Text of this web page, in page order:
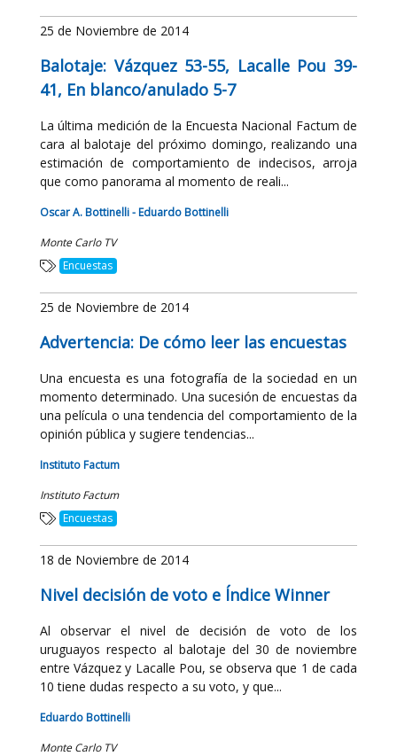
25 de Noviembre de 2014
Balotaje: Vázquez 53-55, Lacalle Pou 39-
41, En blanco/anulado 5-7
La última medición de la Encuesta Nacional Factum de
cara al balotaje del próximo domingo, realizando una
estimación de comportamiento de indecisos, arroja
que como panorama al momento de reali...
Oscar A. Bottinelli - Eduardo Bottinelli
Monte Carlo TV
Encuestas
25 de Noviembre de 2014
Advertencia: De cómo leer las encuestas
Una encuesta es una fotografía de la sociedad en un
momento determinado. Una sucesión de encuestas da
una película o una tendencia del comportamiento de la
opinión pública y sugiere tendencias...
Instituto Factum
Instituto Factum
Encuestas
18 de Noviembre de 2014
Nivel decisión de voto e Índice Winner
Al observar el nivel de decisión de voto de los
uruguayos respecto al balotaje del 30 de noviembre
entre Vázquez y Lacalle Pou, se observa que 1 de cada
10 tiene dudas respecto a su voto, y que...
Eduardo Bottinelli
Monte Carlo TV